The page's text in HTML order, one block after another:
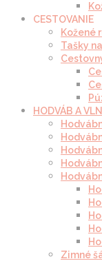
CESTOVANIE
Kožené
Tašky
HODVÁB A
Zimné